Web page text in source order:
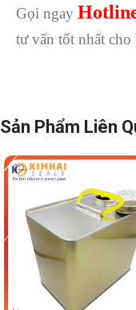
Gọi ngay
tư vấn tốt nhất cho
Sản Phẩm Liên